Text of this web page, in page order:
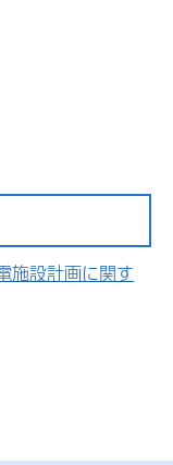
施設計画に関す